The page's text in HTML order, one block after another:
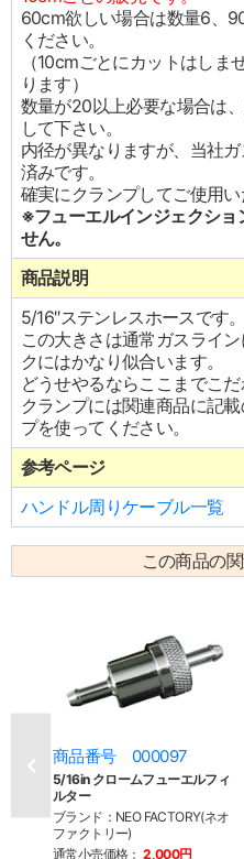
60cm欲しい場合は数量6、
ください。
（10cmごとにカットはしま
ります）
数量が20以上必要な場合は
して下さい。
内径が異なりますが、当社
済みです。
確実にクランプしてご使用い
※フューエルインジェクショ
せん。
商品説明
5/16″ステンレスホースです。
この大きさは通常ガスライ
クにはかなり似合います。
どうせやるならここまでこだ
クランプには関連商品に記
プを使ってください。
参考ページ
ハンドル周りケーブル一覧
この商品の
商品番号 000097
5/16in クロームフューエルフィ
ルター
ブランド：NEO FACTORY(ネオ
ファクトリー)
通常小売価格： 2,000円